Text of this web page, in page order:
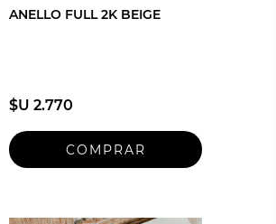
ANELLO FULL 2K BEIGE
$U 2.770